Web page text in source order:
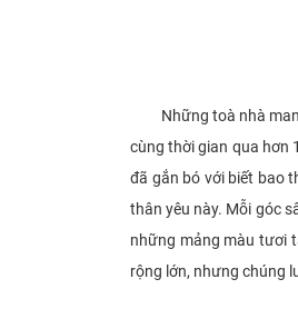
Những toà nhà mang
cùng thời gian qua hơn
đã gắn bó với biết bao
thân yêu này. Mỗi góc
những mảng màu tươi
rộng lớn, nhưng chúng